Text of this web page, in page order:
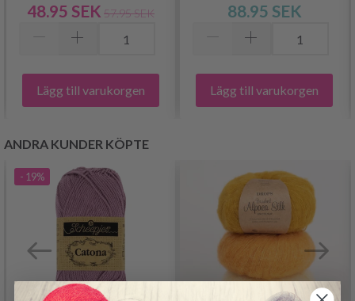
48.95 SEK 57.95 SEK
Lägg till varukorgen
88.95 SEK
Lägg till varukorgen
ANDRA KUNDER KÖPTE
- 19%